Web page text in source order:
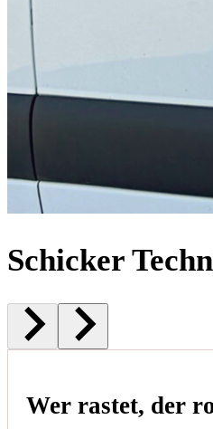
Schicker
Wer rastet, der